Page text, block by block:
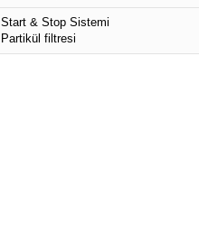
Start & Stop Sistemi
Partikül filtresi